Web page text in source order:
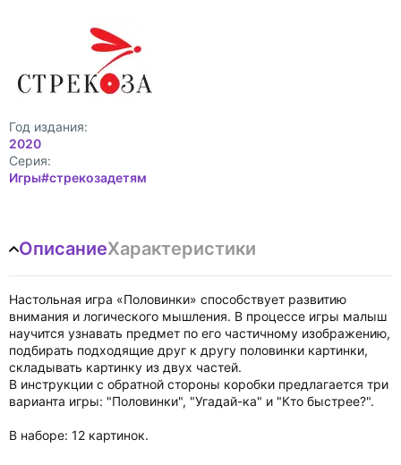
Год издания:
2020
Cерия:
Игры#стрекозадетям
ОписаниеХарактеристики
Настольная игра «Половинки» способствует развитию
внимания и логического мышления. В процессе игры малыш
научится узнавать предмет по его частичному изображению,
подбирать подходящие друг к другу половинки картинки,
складывать картинку из двух частей.
В инструкции с обратной стороны коробки предлагается три
варианта игры: "Половинки", "Угадай-ка" и "Кто быстрее?".
В наборе: 12 картинок.